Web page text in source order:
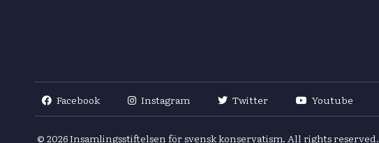
Facebook Instagram Twitter Youtube
© 2026Insamlingsstiftelsen för svensk konservatism. All rights reserved.